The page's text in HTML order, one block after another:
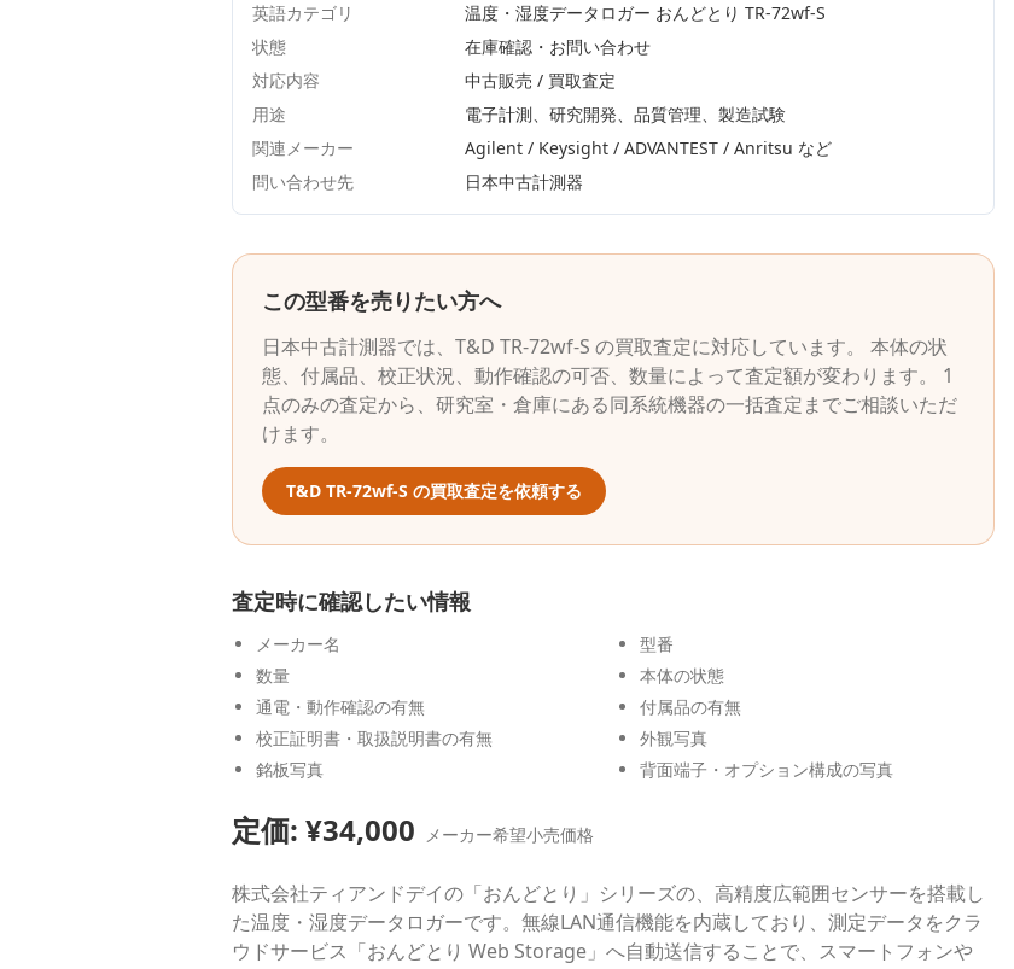
英語カテゴリ
温度・湿度データロガー おんどとり TR-72wf-S
状態
在庫確認・お問い合わせ
対応内容
中古販売 / 買取査定
用途
電子計測、研究開発、品質管理、製造試験
関連メーカー
Agilent / Keysight / ADVANTEST / Anritsu など
問い合わせ先
日本中古計測器
この型番を売りたい方へ
日本中古計測器では、 T&D TR-72wf-S の買取査定に対応しています。 本体の状
態、付属品、校正状況、動作確認の可否、数量によって査定額が変わります。 1
点のみの査定から、研究室・倉庫にある同系統機器の一括査定までご相談いただ
けます。
T&D TR-72wf-S の買取査定を依頼する
査定時に確認したい情報
メーカー名
型番
数量
本体の状態
通電・動作確認の有無
付属品の有無
校正証明書・取扱説明書の有無
外観写真
銘板写真
背面端子・オプション構成の写真
定価: ¥34,000 メーカー希望小売価格
株式会社ティアンドデイの「おんどとり」シリーズの、高精度広範囲センサーを搭載し
た温度・湿度データロガーです。無線LAN通信機能を内蔵しており、測定データをクラ
ウドサービス「おんどとり Web Storage」へ自動送信することで、スマートフォンや